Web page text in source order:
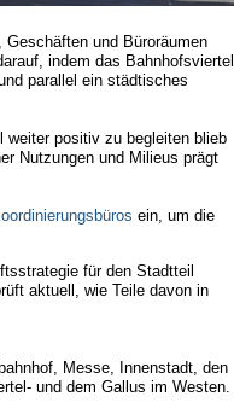
Geschäften und Büroräumen
indem das Bahnhofsviertel
parallel ein städtisches
weiter positiv zu begleiten blieb
Nutzungen und Milieus prägt
ein, um die
für den Stadtteil
aktuell, wie Teile davon in
Messe, Innenstadt, den
und dem Gallus im Westen.